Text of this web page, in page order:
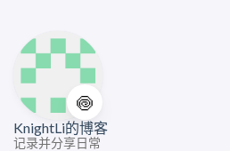
🍥
KnightLi的博客
记录并分享日常